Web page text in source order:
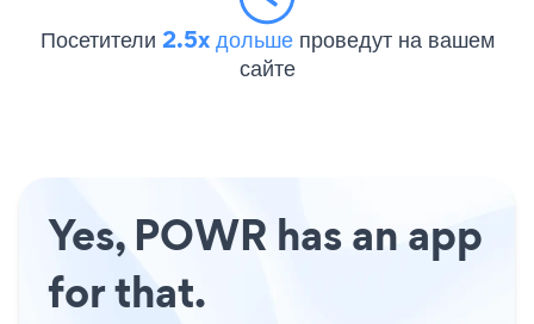
Посетители 2.5x дольше проведут на вашем
сайте
Yes, POWR has an app
for that.